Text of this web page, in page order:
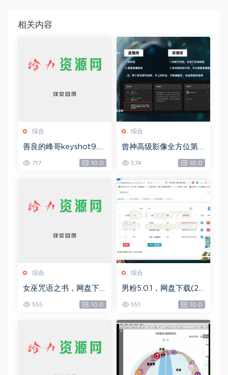
相关内容
综合
善良的峰哥keyshot9.0
自学宝典，网盘下载(2.3
6G)
717 10.0
综合
曾神高级影像全方位第
四期，网盘下载(49.08
G)
574 10.0
综合
女巫咒语之书，网盘下
555 10.0
综合
男粉5.0.1，网盘下载(25
551 10.0